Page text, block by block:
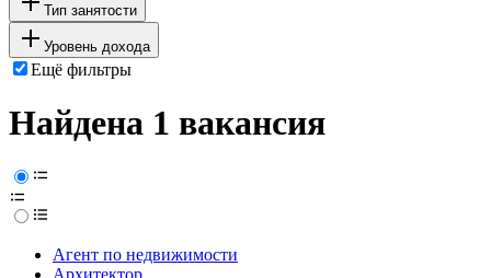
Тип занятости
Уровень дохода
Ещё фильтры
Найдена 1 вакансия
Агент по недвижимости